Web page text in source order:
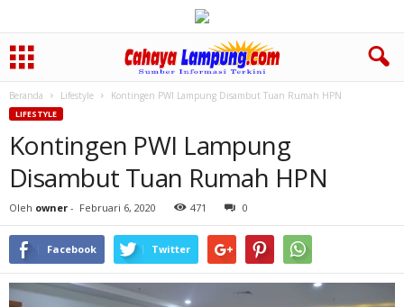
Beranda Lifestyle Kontingen PWI Lampung Disambut Tuan Rumah HPN
LIFESTYLE
Kontingen PWI Lampung
Disambut Tuan Rumah HPN
Oleh owner - Februari 6, 2020 471 0
Facebook Twitter